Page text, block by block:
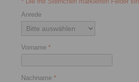
Anrede
Vorname *
Nachname *